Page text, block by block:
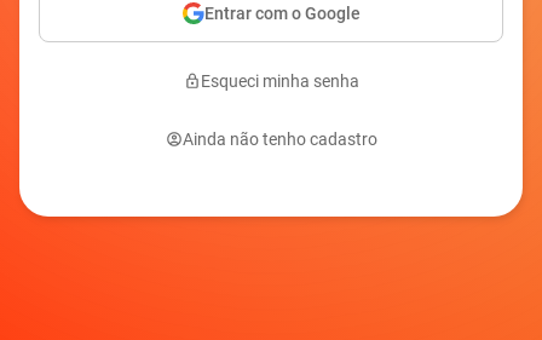
Entrar com o Google
Esqueci minha senha
Ainda não tenho cadastro